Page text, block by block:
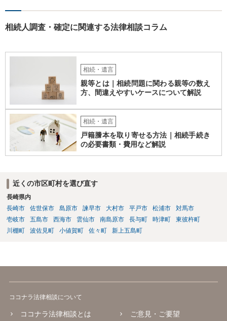
相続人調査・確定に関連する法律相談コラム
相続・遺言
親等とは｜相続問題に関わる親等の数え
方、間違えやすいケースについて解説
相続・遺言
戸籍謄本を取り寄せる方法｜相続手続き
の必要書類・費用など解説
近くの市区町村を選び直す
長崎県内
長崎市
佐世保市 島原市 諫早市 大村市 平戸市 松浦市
対馬市
壱岐市
五島市 西海市 雲仙市 南島原市 長与町 時津町
東彼杵町
川棚町
波佐見町 小値賀町 佐々町 新上五島町
ココナラ法律相談について
ココナラ法律相談とは ご意見・ご要望